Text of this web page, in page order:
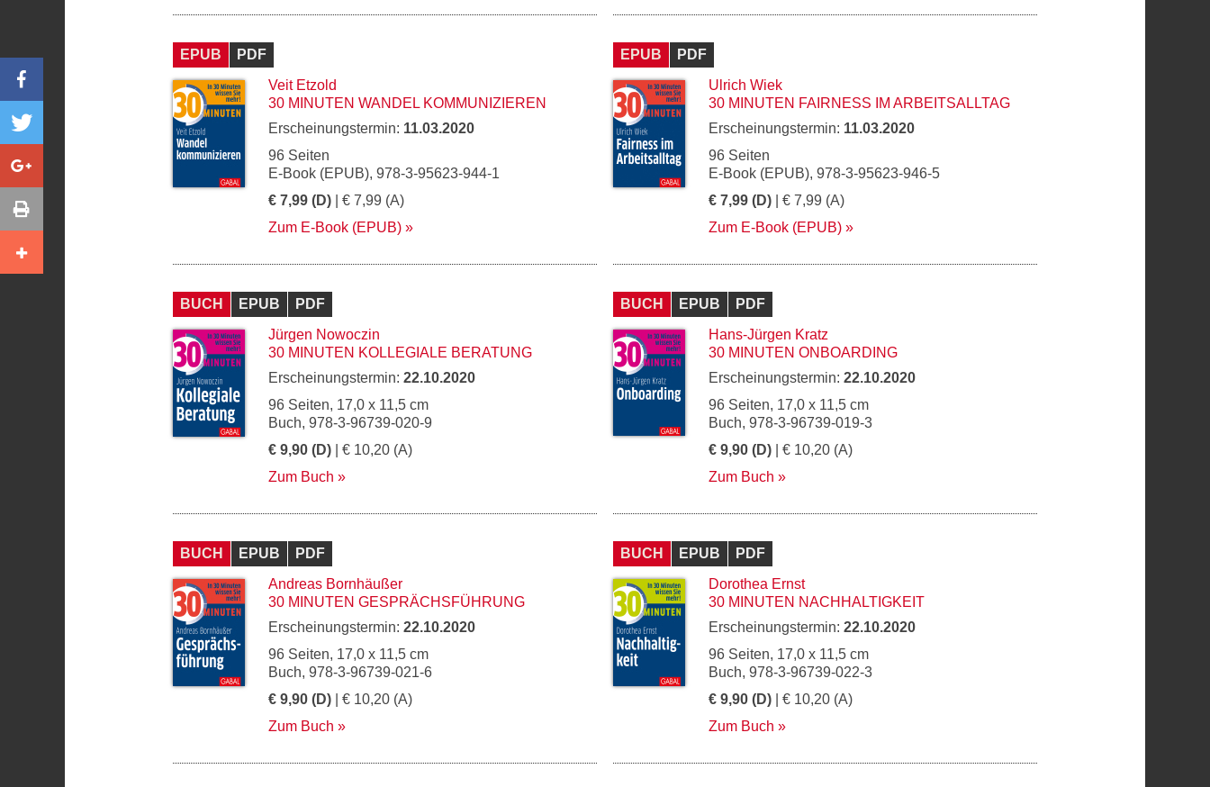
EPUB
PDF
Veit Etzold
30 MINUTEN WANDEL KOMMUNIZIEREN
Erscheinungstermin: 11.03.2020
96 Seiten
E-Book (EPUB), 978-3-95623-944-1
€ 7,99 (D) | € 7,99 (A)
Zum E-Book (EPUB)
EPUB
PDF
Ulrich Wiek
30 MINUTEN FAIRNESS IM ARBEITSALLTAG
Erscheinungstermin: 11.03.2020
96 Seiten
E-Book (EPUB), 978-3-95623-946-5
€ 7,99 (D) | € 7,99 (A)
Zum E-Book (EPUB)
BUCH EPUB
PDF
Jürgen Nowoczin
30 MINUTEN KOLLEGIALE BERATUNG
Erscheinungstermin: 22.10.2020
96 Seiten, 17,0 x 11,5 cm
Buch, 978-3-96739-020-9
€ 9,90 (D) | € 10,20 (A)
Zum Buch
BUCH EPUB
PDF
Hans-Jürgen Kratz
30 MINUTEN ONBOARDING
Erscheinungstermin: 22.10.2020
96 Seiten, 17,0 x 11,5 cm
Buch, 978-3-96739-019-3
€ 9,90 (D) | € 10,20 (A)
Zum Buch
BUCH EPUB
PDF
Andreas Bornhäußer
30 MINUTEN GESPRÄCHSFÜHRUNG
Erscheinungstermin: 22.10.2020
96 Seiten, 17,0 x 11,5 cm
Buch, 978-3-96739-021-6
€ 9,90 (D) | € 10,20 (A)
Zum Buch
BUCH EPUB
PDF
Dorothea Ernst
30 MINUTEN NACHHALTIGKEIT
Erscheinungstermin: 22.10.2020
96 Seiten, 17,0 x 11,5 cm
Buch, 978-3-96739-022-3
€ 9,90 (D) | € 10,20 (A)
Zum Buch